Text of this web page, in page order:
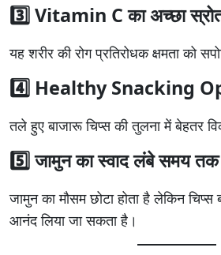
3️⃣ Vitamin C का अच्छा
यह शरीर की रोग प्रतिरोधक क्षमता को
4️⃣ Healthy Snacking
तले हुए बाजारू चिप्स की तुलना में बेहतर
5️⃣ जामुन का स्वाद लंबे समय तक
जामुन का मौसम छोटा होता है लेकिन
आनंद लिया जा सकता है।